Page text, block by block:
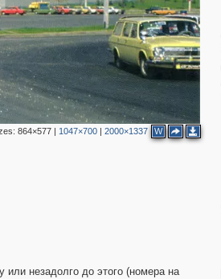
864×577| 1047×700| 2000×1337 W
6
2
незадолго до этого (номера на